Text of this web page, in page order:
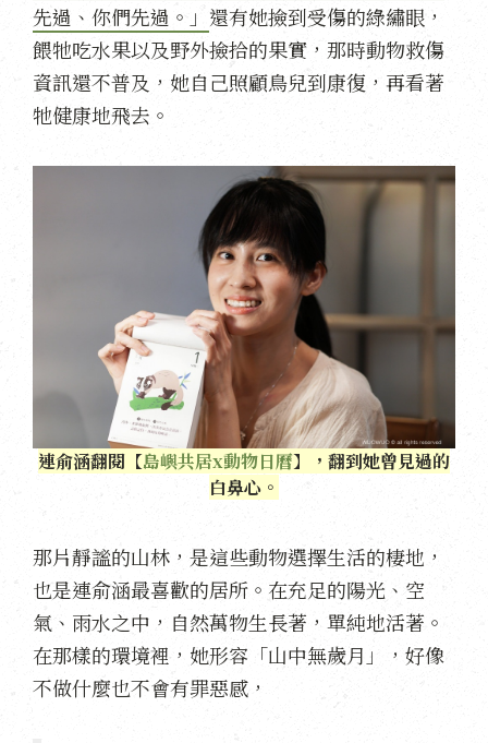
先過、你們先過。」 還有她撿到受傷的綠繡眼，
餵牠吃水果以及野外撿拾的果實，那時動物救傷
資訊還不普及，她自己照顧鳥兒到康復，再看著
牠健康地飛去。
連俞涵翻閱【島嶼共居x動物日曆】，翻到她曾見過的
白鼻心 。
那片靜謐的山林，是這些動物選擇生活的棲地，
也是連俞涵最喜歡的居所。在充足的陽光、空
氣、雨水之中，自然萬物生長著，單純地活著。
在那樣的環境裡，她形容「山中無歲月」，好像
不做什麼也不會有罪惡感，